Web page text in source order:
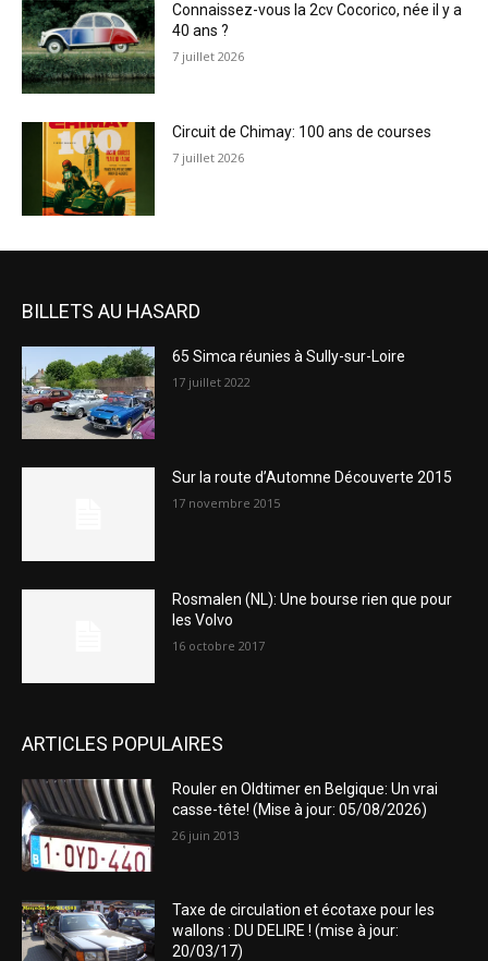
Connaissez-vous la 2cv Cocorico, née il y a
40 ans ?
7 juillet 2026
Circuit de Chimay: 100 ans de courses
7 juillet 2026
BILLETS AU HASARD
65 Simca réunies à Sully-sur-Loire
17 juillet 2022
Sur la route d’Automne Découverte 2015
17 novembre 2015
Rosmalen (NL): Une bourse rien que pour
les Volvo
16 octobre 2017
ARTICLES POPULAIRES
Rouler en Oldtimer en Belgique: Un vrai
casse-tête! (Mise à jour: 05/08/2026)
26 juin 2013
Taxe de circulation et écotaxe pour les
wallons : DU DELIRE ! (mise à jour:
20/03/17)